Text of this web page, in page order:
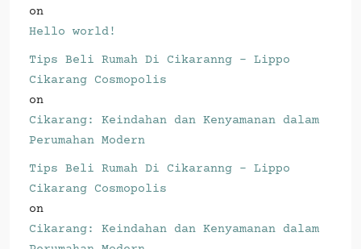
on
Hello world!
Tips Beli Rumah Di Cikaranng - Lippo
Cikarang Cosmopolis
on
Cikarang: Keindahan dan Kenyamanan dalam
Perumahan Modern
Tips Beli Rumah Di Cikaranng - Lippo
Cikarang Cosmopolis
on
Cikarang: Keindahan dan Kenyamanan dalam